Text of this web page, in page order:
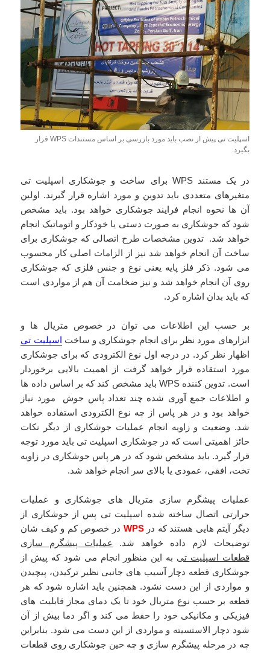
اسپلیت تی پیش از نصب باید مورد بازرسی بر اساس مستندات WPS قرار
بگیرد.
در یک مستند WPS برای ساخت و جوشکاری اسپلیت تی
متغیرهای متعددی باید تدوین و مورد اشاره قرار گیرند. اولین
آن ها نحوه انجام فرایند جوشکاری خواهد بود. باید مشخص
شود که جوشکاری به صورت دستی یا خودکار و اتوماتیک انجام
خواهد شد. تدوین مشخصات طرح اتصالی که جوشکاری برای
ساخت آن انجام خواهد شد نیز از الزامات اصلی کار محسوب
می شود. ذکر فلز پایه یعنی نوع و جنس فلزی که جوشکاری
روی آن انجام خواهد شد و نیز ضخامت آن هم از مواردی است
که باید بدان اشاره کرد.
بر حسب این اطلاعات می توان در خصوص متریال ها و
ابزارهای مورد نظر برای انجام جوشکاری و ساخت اسپلیت تی
اظهار نظر کرد. در درجه اول نوع الکترودی که برای جوشکاری
مورد استقاده قرار خواهد گرفت از اهمیت بالایی برخوردار
است. تدوین کننده WPS باید مشخص کند که بر اساس داده ها
و اطلاعات جمع آوری شده چند تعداد پاس جوش مورد نیاز
خواهد بود و در هر پاس از چه نوع الکترودی استفاده خواهد
شد. وضعیت و زاویه انجام عملیات جوشکاری از دیگر نکات
حائز اهمیتی است که در جوشکاری اسپلیت تی باید مورد توجه
قرار گیرد. باید مشخص شود که در هر پاس جوشکاری در زاویه
تخت، افقی، عمودی یا بالای سر انجام خواهد شد.
عملیات پیشگرم سازی متریال های جوشکاری و عملیات
حرارتی اتصال ساخته شده اسپلیت تی پس از جوشکاری از
دیگر آیتم هایی هستند که درWPS در خصوص کم و کیف شان
توضیحات لازم داده خواهد شد. عملیات پیشگرم سازی
قطعات اسپلیت تی به این منظور انجام می شود که پیش از
جوشکاری قطعه دچار آسیب های جانبی نظیر ترکیدن، پیچیدن
و مواردی از این دست نشود. همچنین باید اشاره شود که هر
قطعه بر حسب نوع متریال خود تا یک دمای مجاز قابلیت های
فیزیکی و مکانیکی خود را حفط می کند و اگر دما بیش از آن
شود دچار الاستسیته و مواردی از این دست می شود. بنابراین
چه در مرحله پیشگرم سازی و چه حین جوشکاری روی قطعات